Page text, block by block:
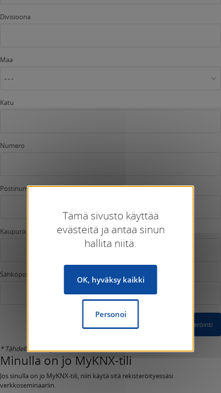
Divisioona
Maa
- - -
Katu
Numero
Postinumero
Kaupunki
Sähköposti *
Vahvista rekisteröinti
* Tähdellä merkityt kentät ovat pakollisia.
Minulla on jo MyKNX-tili
Jos sinulla on jo MyKNX-tili, niin käytä sitä rekisteröityessäsi
verkkoseminaariin.
Tämä sivusto käyttää
evästeitä ja antaa sinun
hallita niitä.
OK, hyväksy kaikki
Personoi